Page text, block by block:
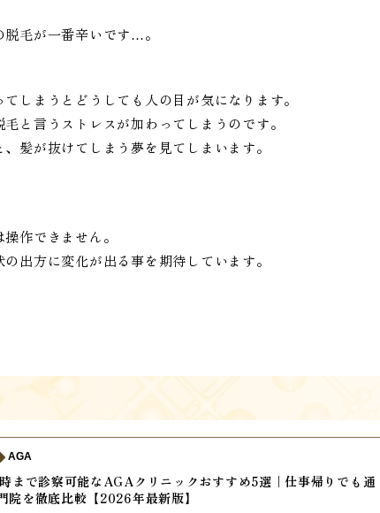
毛が一番辛いです…。
しまうとどうしても人の目が気になります。
と言うストレスが加わってしまうのです。
髪が抜けてしまう夢を見てしまいます。
作できません。
出方に変化が出る事を期待しています。
まで診察可能なAGAクリニックおすすめ5選｜仕事帰りでも通
院を徹底比較【2026年最新版】
AGA